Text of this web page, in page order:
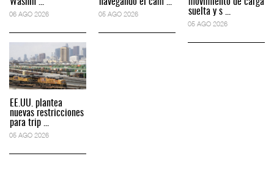
06 AGO 2026
EE.UU. plantea
nuevas restricciones
para trip ...
05 AGO 2026
05 AGO 2026
suelta y s ...
05 AGO 2026